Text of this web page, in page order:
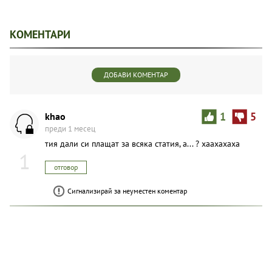
КОМЕНТАРИ
ДОБАВИ КОМЕНТАР
1
1 5
khao
преди 1 месец
тия дали си плащат за всяка статия, а... ? хаахахаха
отговор
Сигнализирай за неуместен коментар